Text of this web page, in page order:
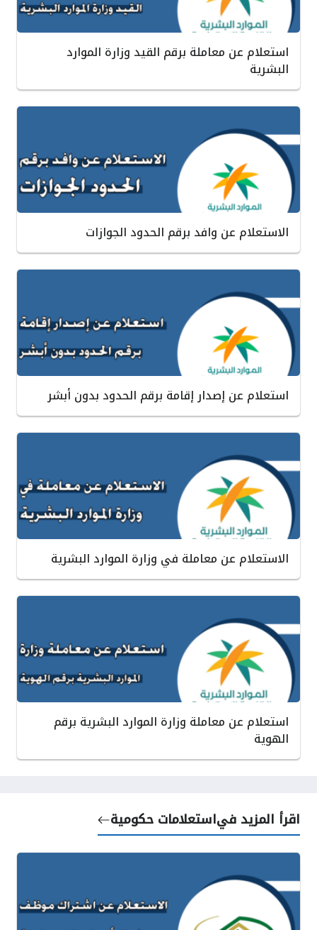
استعلام عن معاملة برقم القيد وزارة الموارد
البشرية
الاستعلام عن وافد برقم الحدود الجوازات
استعلام عن إصدار إقامة برقم الحدود بدون أبشر
الاستعلام عن معاملة في وزارة الموارد البشرية
استعلام عن معاملة وزارة الموارد البشرية برقم
الهوية
اقرأ المزيد فياستعلامات حكومية